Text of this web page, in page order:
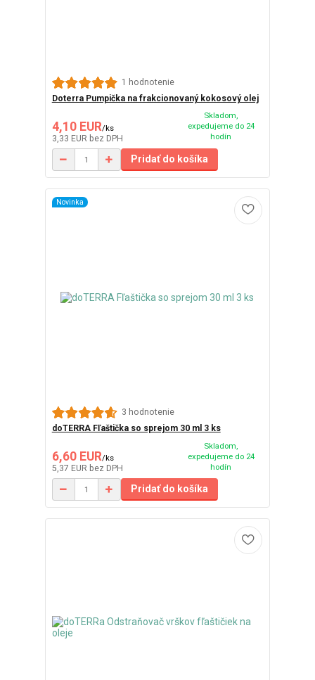
1 hodnotenie
Doterra Pumpička na frakcionovaný kokosový olej
4,10 EUR/ks
3,33 EUR bez DPH
Skladom,
expedujeme do 24
hodín
Pridať do košíka
Novinka
3 hodnotenie
doTERRA Fľaštička so sprejom 30 ml 3 ks
6,60 EUR/ks
5,37 EUR bez DPH
Skladom,
expedujeme do 24
hodín
Pridať do košíka